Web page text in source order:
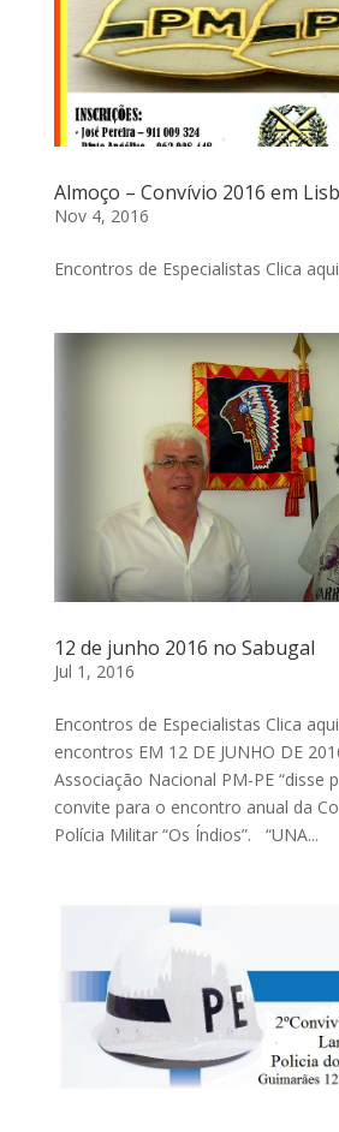
Almoço – Convívio 2016 em
Nov 4, 2016
Encontros de Especialistas Clica
12 de junho 2016 no Sabugal
Jul 1, 2016
Encontros de Especialistas Clica
encontros EM 12 DE JUNHO DE
Associação Nacional PM-PE “disse
convite para o encontro anual da
Polícia Militar “Os Índios”. “UNA...